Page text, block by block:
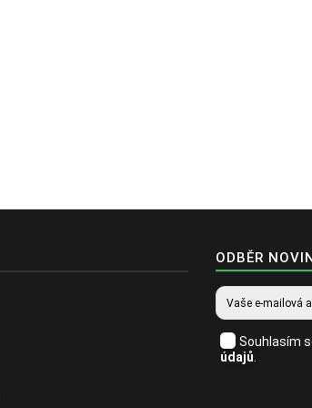
ODBĚR
Souhlasím
údajů